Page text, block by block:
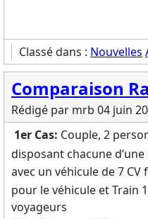
Classé dans : Nouvelles
Comparaison
Rédigé par mrb 04 juin
1er Cas: Couple, 2
disposant chacune
avec un véhicule de 7 CV
pour le véhicule et Train 1
voyageurs